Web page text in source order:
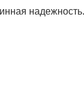
надежность.